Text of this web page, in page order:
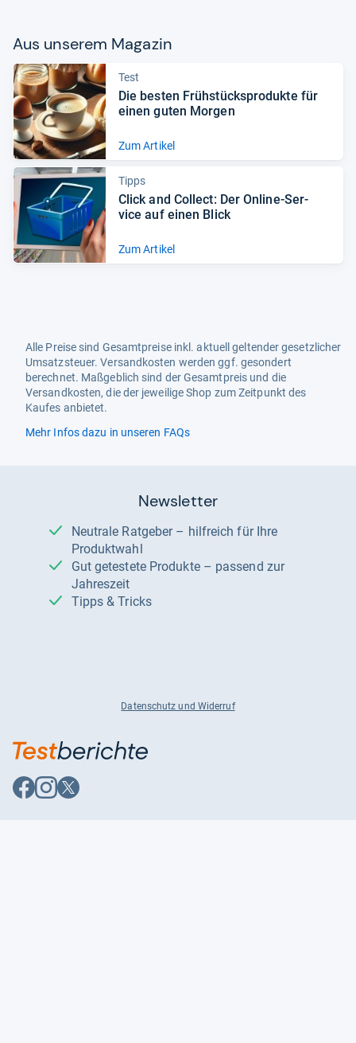
Aus unse­rem Maga­zin
Test
Die bes­ten Früh­stück­s­pro­dukte für
einen guten Mor­gen
Zum Artikel
Tipps
Click and Col­lect: Der Online-​Ser­
vice auf einen Blick
Zum Artikel
Alle Preise sind Gesamtpreise inkl. aktuell geltender gesetzlicher
Umsatzsteuer. Versandkosten werden ggf. gesondert
berechnet. Maßgeblich sind der Gesamtpreis und die
Versandkosten, die der jeweilige Shop zum Zeitpunkt des
Kaufes anbietet.
Mehr Infos dazu in unseren FAQs
Newsletter
Neutrale Ratgeber – hilfreich für Ihre
Produktwahl
Gut getestete Produkte – passend zur
Jahreszeit
Tipps & Tricks
Datenschutz und Widerruf
Auf
Facebook
Auf
Instagram
Auf
X